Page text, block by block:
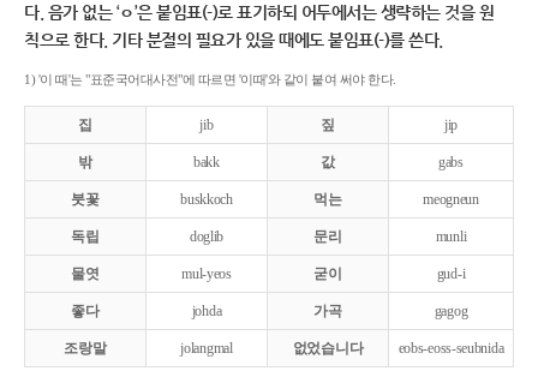
다. 음가 없는 ‘ㅇ’은 붙임표(-)로 표기하되 어두에서는 생략하는 것을 원
칙으로 한다. 기타 분절의 필요가 있을 때에도 붙임표(-)를 쓴다.
1) '이 때'는 "표준국어대사전"에 따르면 '이때'와 같이 붙여 써야 한다.
집 jib 짚 jip
밖 bakk 값 gabs
붓꽃 buskkoch 먹는 meogneun
독립 doglib 문리 munli
물엿 mul-yeos 굳이 gud-i
좋다 johda 가곡 gagog
조랑말 jolangmal 없었습니다 eobs-eoss-seubnida